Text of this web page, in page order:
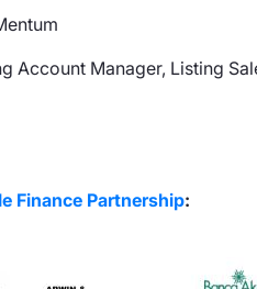
Account Manager, Listing
Finance Partnership: